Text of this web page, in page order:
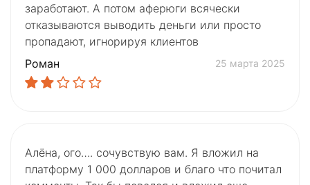
заработают. А потом аферюги всячески
отказываются выводить деньги или просто
пропадают, игнорируя клиентов
Роман
25 марта 2025
Алёна, ого…. сочувствую вам. Я вложил на
платформу 1 000 долларов и благо что почитал